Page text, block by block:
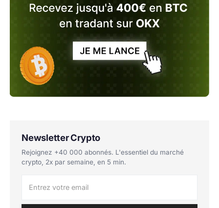
Newsletter Crypto
Rejoignez +40 000 abonnés. L'essentiel du marché
crypto, 2x par semaine, en 5 min.